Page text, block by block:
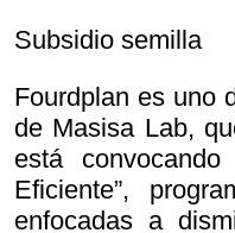
Subsidio semilla
Fourdplan es uno
de Masisa Lab,
está
Eficiente”,
enfocadas a